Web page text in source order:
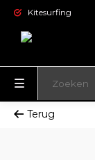
Kitesurfing
Terug